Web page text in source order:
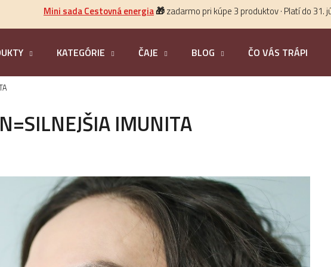
Mini sada Cestovná energia🎁zadarmo pri kúpe 3 produktov · Platí do 31.
KATEGÓRIE ČAJE BLOG ČO VÁS TRÁPI?
IMUNITA